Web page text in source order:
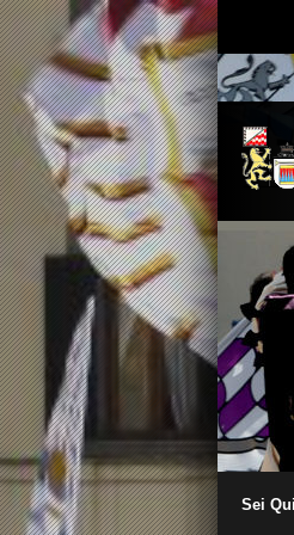
Sei